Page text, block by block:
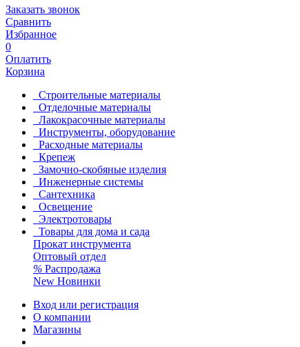
Заказать звонок
Сравнить
Избранное
0
Оплатить
Корзина
Строительные материалы
Отделочные материалы
Лакокрасочные материалы
Инструменты, оборудование
Расходные материалы
Крепеж
Замочно-скобяные изделия
Инженерные системы
Сантехника
Освещение
Электротовары
Товары для дома и сада
Прокат инструмента
Оптовый отдел
% Распродажа
New Новинки
Вход или регистрация
О компании
Магазины